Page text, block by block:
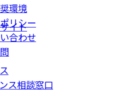
環境
リシー
合わせ
イト
ス相談窓⼝